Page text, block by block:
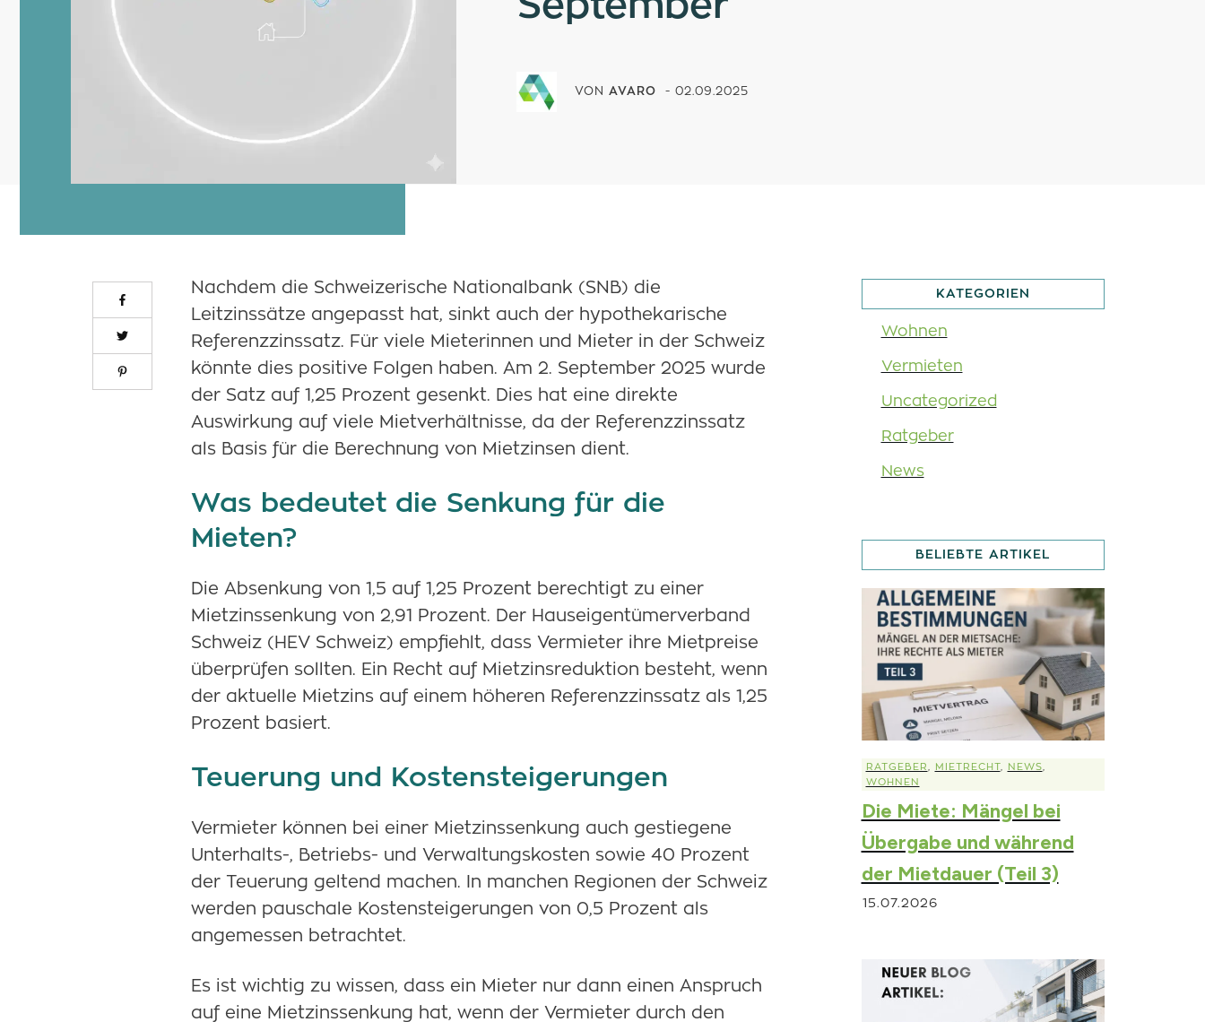
VONAVARO -02.09.2025
Nachdem die Schweizerische Nationalbank (SNB) die
Leitzinssätze angepasst hat, sinkt auch der hypothekarische
Referenzzinssatz. Für viele Mieterinnen und Mieter in der Schweiz
könnte dies positive Folgen haben. Am 2. September 2025 wurde
der Satz auf 1,25 Prozent gesenkt. Dies hat eine direkte
Auswirkung auf viele Mietverhältnisse, da der Referenzzinssatz
als Basis für die Berechnung von Mietzinsen dient.
Was bedeutet die Senkung für die
Mieten?
Die Absenkung von 1,5 auf 1,25 Prozent berechtigt zu einer
Mietzinssenkung von 2,91 Prozent. Der Hauseigentümerverband
Schweiz (HEV Schweiz) empfiehlt, dass Vermieter ihre Mietpreise
überprüfen sollten. Ein Recht auf Mietzinsreduktion besteht, wenn
der aktuelle Mietzins auf einem höheren Referenzzinssatz als 1,25
Prozent basiert.
Teuerung und Kostensteigerungen
Vermieter können bei einer Mietzinssenkung auch gestiegene
Unterhalts-, Betriebs- und Verwaltungskosten sowie 40 Prozent
der Teuerung geltend machen. In manchen Regionen der Schweiz
werden pauschale Kostensteigerungen von 0,5 Prozent als
angemessen betrachtet.
Es ist wichtig zu wissen, dass ein Mieter nur dann einen Anspruch
auf eine Mietzinssenkung hat, wenn der Vermieter durch den
KATEGORIEN
Wohnen
Vermieten
Uncategorized
Ratgeber
News
BELIEBTE ARTIKEL
RATGEBER MIETRECHT, NEWS
WOHNEN
Die Miete: Mängel bei
Übergabe und während
der Mietdauer (Teil 3)
15.07.2026